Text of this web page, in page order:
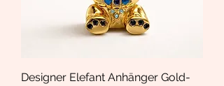
Designer Elefant Anhänger Gold-